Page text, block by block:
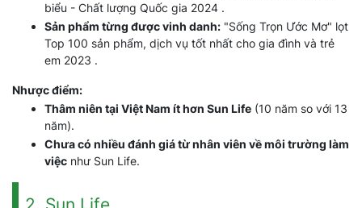
biểu - Chất lượng Quốc gia 2024 .
Sản phẩm từng được vinh danh: "Sống Trọn Ước Mơ" lọt
Top 100 sản phẩm, dịch vụ tốt nhất cho gia đình và trẻ
em 2023 .
Nhược điểm:
Thâm niên tại Việt Nam ít hơn Sun Life (10 năm so với 13
năm).
Chưa có nhiều đánh giá từ nhân viên về môi trường làm
việc như Sun Life.